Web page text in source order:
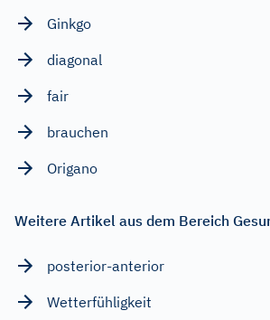
Ginkgo
diagonal
fair
brauchen
Origano
Weitere Artikel aus dem Bereich
posterior-anterior
Wetterfühligkeit